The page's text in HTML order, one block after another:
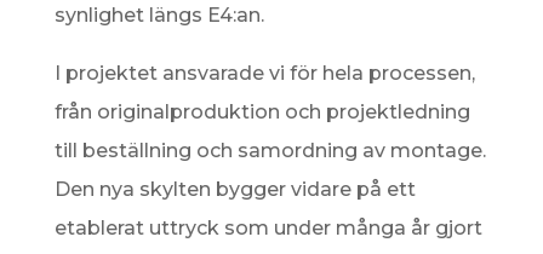
synlighet längs E4:an.
I projektet ansvarade vi för hela processen,
från originalproduktion och projektledning
till beställning och samordning av montage.
Den nya skylten bygger vidare på ett
etablerat uttryck som under många år gjort